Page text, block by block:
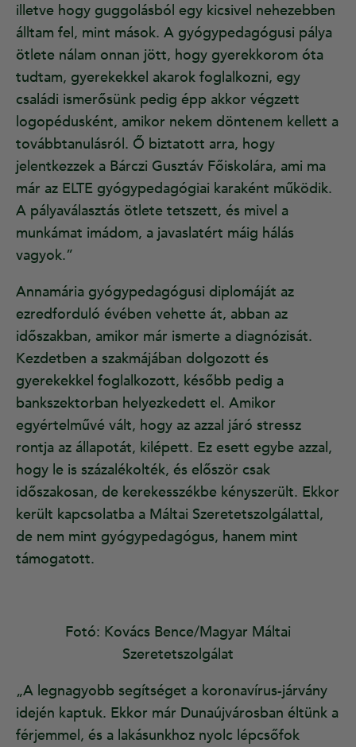
illetve hogy guggolásból egy kicsivel nehezebben
álltam fel, mint mások. A gyógypedagógusi pálya
ötlete nálam onnan jött, hogy gyerekkorom óta
tudtam, gyerekekkel akarok foglalkozni, egy
családi ismerősünk pedig épp akkor végzett
logopédusként, amikor nekem döntenem kellett a
továbbtanulásról. Ő biztatott arra, hogy
jelentkezzek a Bárczi Gusztáv Főiskolára, ami ma
már az ELTE gyógypedagógiai karaként működik.
A pályaválasztás ötlete tetszett, és mivel a
munkámat imádom, a javaslatért máig hálás
vagyok.”
Annamária gyógypedagógusi diplomáját az
ezredforduló évében vehette át, abban az
időszakban, amikor már ismerte a diagnózisát.
Kezdetben a szakmájában dolgozott és
gyerekekkel foglalkozott, később pedig a
bankszektorban helyezkedett el. Amikor
egyértelművé vált, hogy az azzal járó stressz
rontja az állapotát, kilépett. Ez esett egybe azzal,
hogy le is százalékolték, és először csak
időszakosan, de kerekesszékbe kényszerült. Ekkor
került kapcsolatba a Máltai Szeretetszolgálattal,
de nem mint gyógypedagógus, hanem mint
támogatott.
Fotó: Kovács Bence/Magyar Máltai
Szeretetszolgálat
„A legnagyobb segítséget a koronavírus-járvány
idején kaptuk. Ekkor már Dunaújvárosban éltünk a
férjemmel, és a lakásunkhoz nyolc lépcsőfok